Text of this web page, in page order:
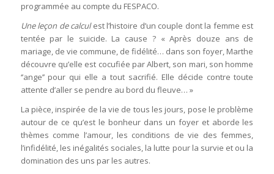
programmée au compte du FESPACO.
Une leçon de calculest l’histoire d’un couple dont la femme est
tentée par le suicide. La cause ? « Après douze ans de
mariage, de vie commune, de fidélité… dans son foyer, Marthe
découvre qu’elle est cocufiée par Albert, son mari, son homme
‘’ange’’ pour qui elle a tout sacrifié. Elle décide contre toute
attente d’aller se pendre au bord du fleuve… »
La pièce, inspirée de la vie de tous les jours, pose le problème
autour de ce qu’est le bonheur dans un foyer et aborde les
thèmes comme l’amour, les conditions de vie des femmes,
l’infidélité, les inégalités sociales, la lutte pour la survie et ou la
domination des uns par les autres.